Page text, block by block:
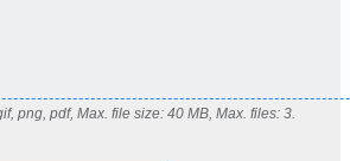
png, pdf, Max. file size: 40 MB, Max. files: 3.